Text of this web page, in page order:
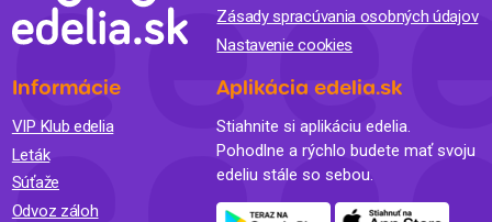
Zásady spracúvania osobných údajov
Nastavenie cookies
Informácie
VIP Klub edelia
Leták
Súťaže
Odvoz záloh
Aplikácia edelia.sk
Stiahnite si aplikáciu edelia.
Pohodlne a rýchlo budete mať svoju
edeliu stále so sebou.